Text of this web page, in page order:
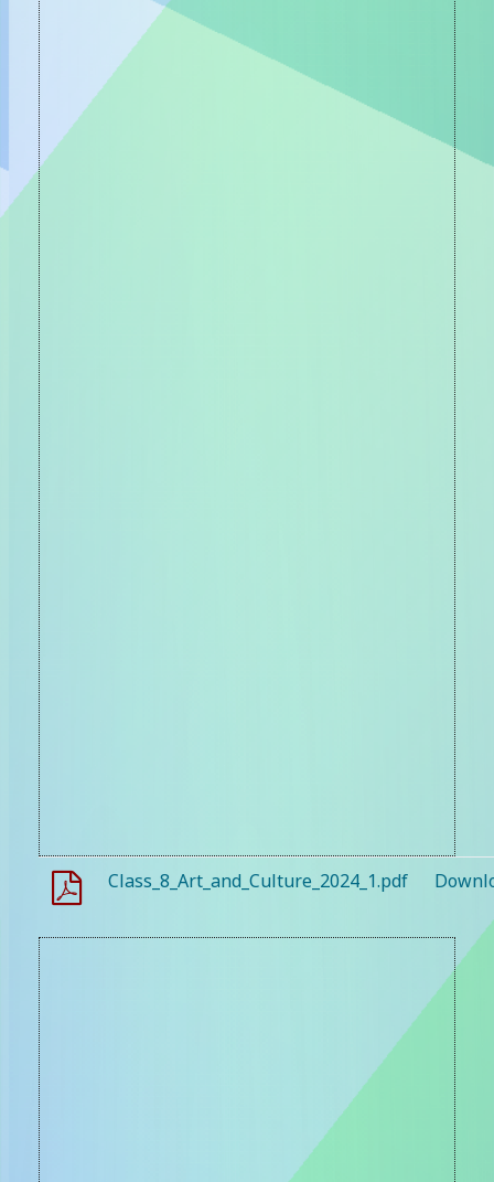
Class_8_Art_and_Culture_2024_1.pdf